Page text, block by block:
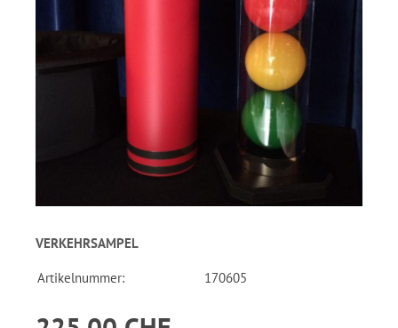
VERKEHRSAMPEL
Artikelnummer: 170605